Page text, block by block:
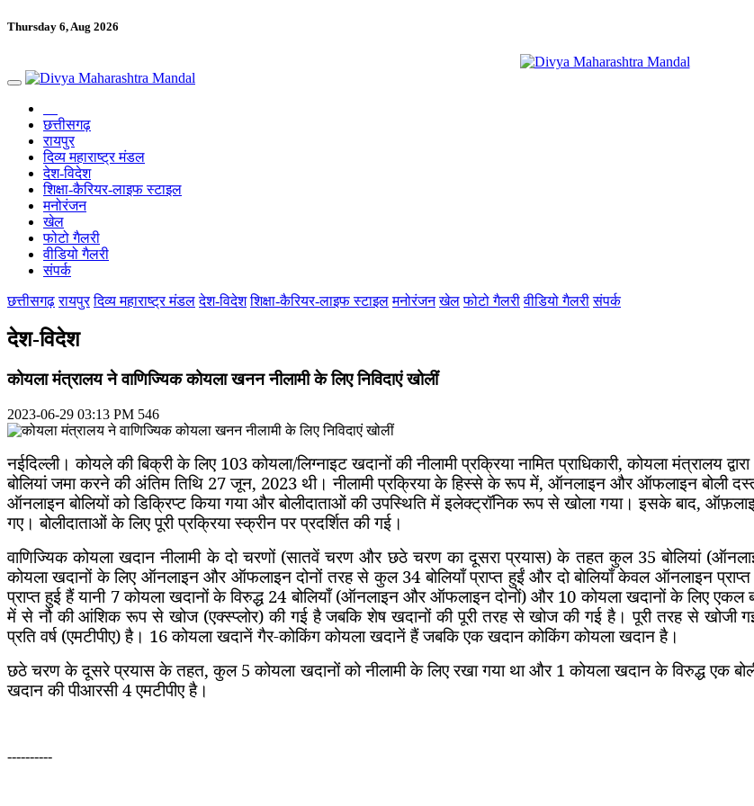
Thursday 6, Aug 2026
छत्तीसगढ़
रायपुर
दिव्य महाराष्ट्र मंडल
देश-विदेश
शिक्षा-कैरियर-लाइफ स्टाइल
मनोरंजन
खेल
फोटो गैलरी
वीडियो गैलरी
संपर्क
छत्तीसगढ़ रायपुर दिव्य महाराष्ट्र मंडल देश-विदेश शिक्षा-कैरियर-लाइफ स्टाइल मनोरंजन खेल फोटो गैलरी वीडियो गैलरी संपर्क
देश-विदेश
कोयला मंत्रालय ने वाणिज्यिक कोयला खनन नीलामी के लिए निविदाएं खोलीं
2023-06-29 03:13 PM 546
नईदिल्ली। कोयले की बिक्री के लिए 103 कोयला/लिग्नाइट खदानों की नीलामी प्रक्रिया नामित प्राधिकारी,कोयला मंत्रालय
बोलियां जमा करने की अंतिम तिथि 27 जून, 2023 थी। नीलामी प्रक्रिया के हिस्से के रूप में, ऑनलाइन और ऑफलाइन बोली
ऑनलाइन बोलियों को डिक्रिप्ट किया गया और बोलीदाताओं की उपस्थिति में इलेक्ट्रॉनिक रूप से खोला गया। इसके बाद,
गए। बोलीदाताओं के लिए पूरी प्रक्रिया स्क्रीन पर प्रदर्शित की गई।
वाणिज्यिक कोयला खदान नीलामी के दो चरणों (सातवें चरण और छठे चरण का दूसरा प्रयास) के तहत कुल 35 बोलियां
कोयला खदानों के लिए ऑनलाइन और ऑफलाइन दोनों तरह से कुल 34 बोलियाँ प्राप्त हुईं और दो बोलियाँ केवल ऑनलाइन
प्राप्त हुई हैं यानी 7 कोयला खदानों के विरुद्ध 24 बोलियाँ (ऑनलाइन और ऑफलाइन दोनों) और 10 कोयला खदानों के लिए
में से नौ की आंशिक रूप से खोज (एक्स्प्लोर) की गई है जबकि शेष खदानों की पूरी तरह से खोज की गई है। पूरी तरह से खोजी
प्रति वर्ष (एमटीपीए) है। 16 कोयला खदानें गैर-कोकिंग कोयला खदानें हैं जबकि एक खदान कोकिंग कोयला खदान है।
छठे चरण के दूसरे प्रयास के तहत,कुल 5 कोयला खदानों को नीलामी के लिए रखा गया था और 1 कोयला खदान के विरुद्ध एक
खदान की पीआरसी 4 एमटीपीए है।
----------